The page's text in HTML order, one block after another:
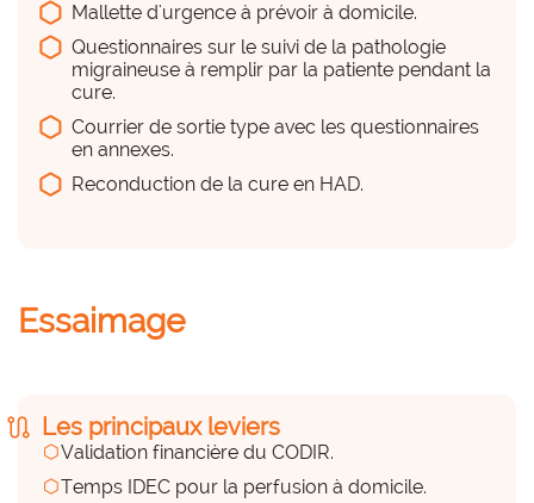
Mallette d'urgence à prévoir à domicile.
Questionnaires sur le suivi de la pathologie
migraineuse à remplir par la patiente pendant la
cure.
Courrier de sortie type avec les questionnaires
en annexes.
Reconduction de la cure en HAD.
Essaimage
route Les principaux leviers
hexagonValidation financière du CODIR.
hexagonTemps IDEC pour la perfusion à domicile.
hexagon_r0
a considérer
1 IDEC référent +/- 1 médecin référent
Des compétences en interne
Formation par le laboratoire possible
(prestations externes)
hexagon_r0
a considérer